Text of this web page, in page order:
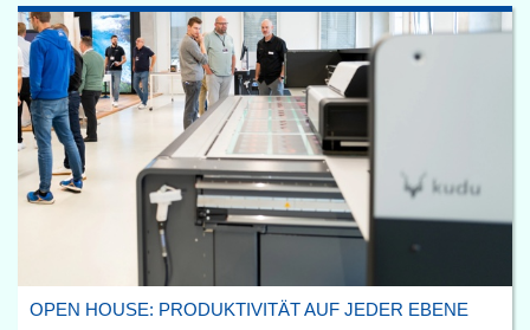
OPEN HOUSE: PRODUKTIVITÄT AUF JEDER EBENE